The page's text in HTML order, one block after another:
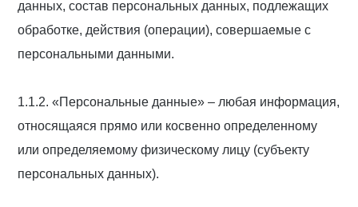
данных, состав персональных данных, подлежащих
обработке, действия (операции), совершаемые с
персональными данными.
1.1.2. «Персональные данные» – любая информация,
относящаяся прямо или косвенно определенному
или определяемому физическому лицу (субъекту
персональных данных).